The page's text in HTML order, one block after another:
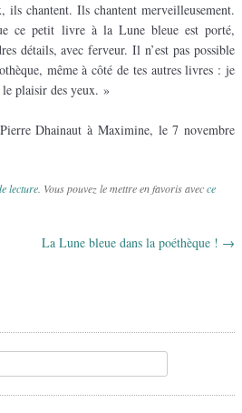
ils chantent. Ils chantent merveilleusement.
ce petit livre à la Lune bleue est porté,
détails, avec ferveur. Il n’est pas possible
même à côté de tes autres livres : je
plaisir des yeux. »
Dhainaut à Maximine, le 7 novembre
lecture. Vous pouvez le mettre en favoris avecce
La Lune bleue dans la poéthèque ! →